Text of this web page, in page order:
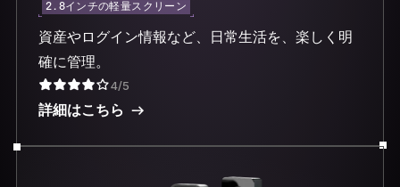
2.8インチの軽量スクリーン
資産やログイン情報など、日常生活を、楽しく明
確に管理。
4/5
詳細はこちら